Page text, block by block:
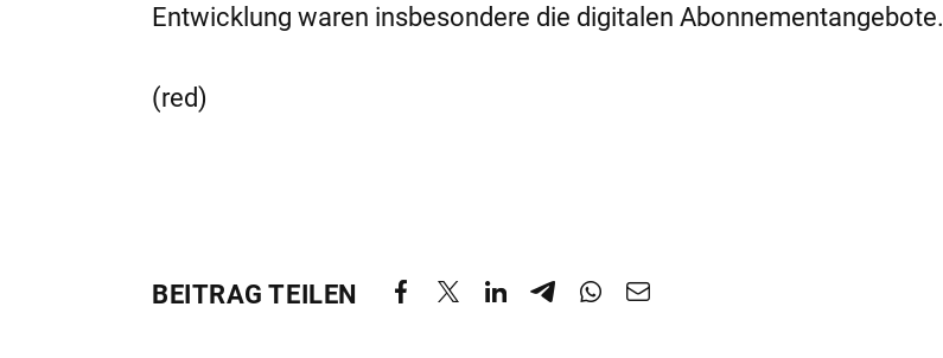
Entwicklung waren insbesondere die digitalen Abonnementangebote.
(red)
BEITRAG TEILEN